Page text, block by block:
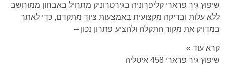
שיפוץ גיר פרארי קליפרוניה בגירטרוניק מתחיל באבחון ממוחשב
ללא עלות ובדיקה מקצועית באמצעות ציוד מתקדם, כדי לאתר
במדויק את מקור התקלה ולהציע פתרון נכון –
קרא עוד »
שיפוץ גיר פרארי 458 איטליה